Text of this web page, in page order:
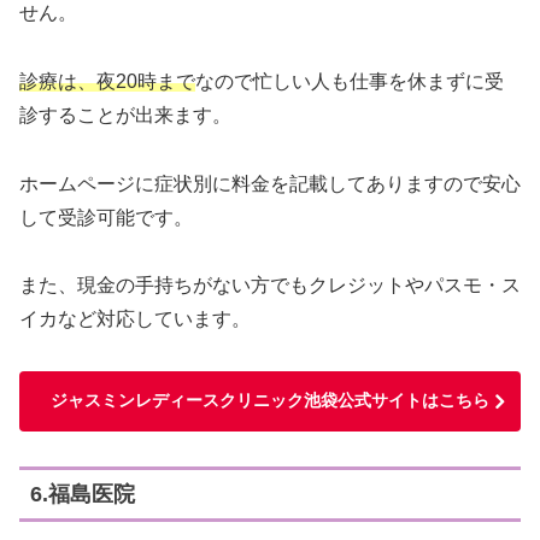
せん。
診療は、夜20時までなので忙しい人も仕事を休まずに受
診することが出来ます。
ホームページに症状別に料金を記載してありますので安心
して受診可能です。
また、現金の手持ちがない方でもクレジットやパスモ・ス
イカなど対応しています。
ジャスミンレディースクリニック池袋公式サイトはこちら
6.福島医院